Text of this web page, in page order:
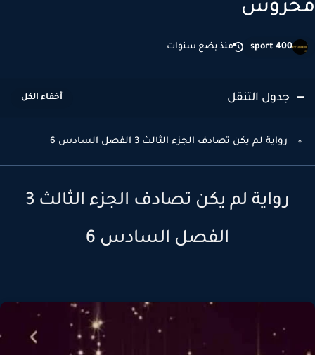
sport 400 منذ بضع سنوات
جدول التنقل
رواية لم يكن تصادف الجزء الثالث 3 الفصل السادس 6
رواية لم يكن تصادف الجزء الثالث 3
الفصل السادس 6